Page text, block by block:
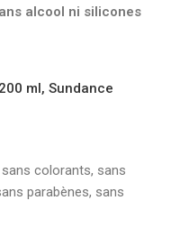
alcool ni silicones
ml, Sundance
colorants, sans
parabènes, sans